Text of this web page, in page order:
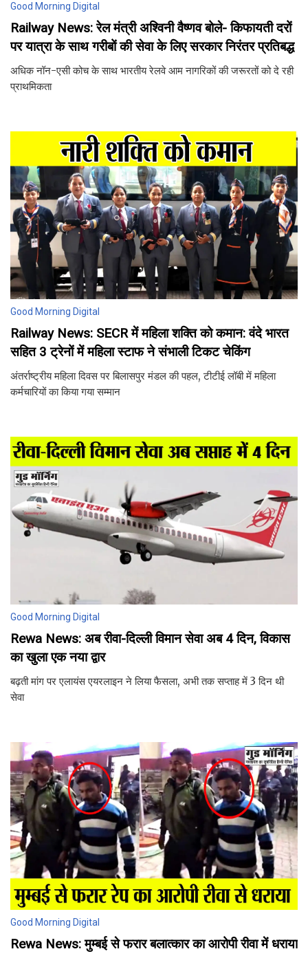
Good Morning Digital
Railway News: रेल मंत्री अश्विनी वैष्णव बोले- किफायती दरों
पर यात्रा के साथ गरीबों की सेवा के लिए सरकार निरंतर प्रतिबद्ध
अधिक नॉन-एसी कोच के साथ भारतीय रेलवे आम नागरिकों की जरूरतों को दे रही
प्राथमिकता
Good Morning Digital
Railway News: SECR में महिला शक्ति को कमान: वंदे भारत
सहित 3 ट्रेनों में महिला स्टाफ ने संभाली टिकट चेकिंग
अंतर्राष्ट्रीय महिला दिवस पर बिलासपुर मंडल की पहल, टीटीई लॉबी में महिला
कर्मचारियों का किया गया सम्मान
Good Morning Digital
Rewa News: अब रीवा-दिल्ली विमान सेवा अब 4 दिन, विकास
का खुला एक नया द्वार
बढ़ती मांग पर एलायंस एयरलाइन ने लिया फैसला, अभी तक सप्ताह में 3 दिन थी
सेवा
Good Morning Digital
Rewa News: मुम्बई से फरार बलात्कार का आरोपी रीवा में धराया